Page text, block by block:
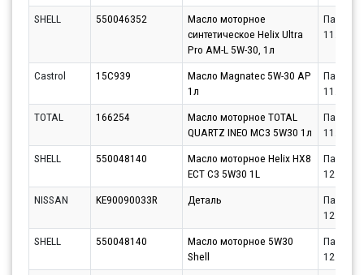
SHELL
550046352
Масло моторное
синтетическое Helix Ultra
Pro AM-L 5W-30, 1л
Партнёр
Castrol 15C939
Масло Magnatec 5W-30 AP
1л
Партнёр
TOTAL
166254
Масло моторное TOTAL
QUARTZ INEO MC3 5W30 1л
Партнёр
SHELL
550048140
Масло моторное Helix HX8
ECT C3 5W30 1L
Партнёр
NISSAN
KE90090033R Деталь
Партнёр
SHELL
550048140
Масло моторное 5W30
Shell
Партнёр